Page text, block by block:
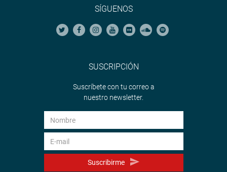
SÍGUENOS
SUSCRIPCIÓN
Suscríbete con tu correo a
nuestro newsletter.
Suscribirme